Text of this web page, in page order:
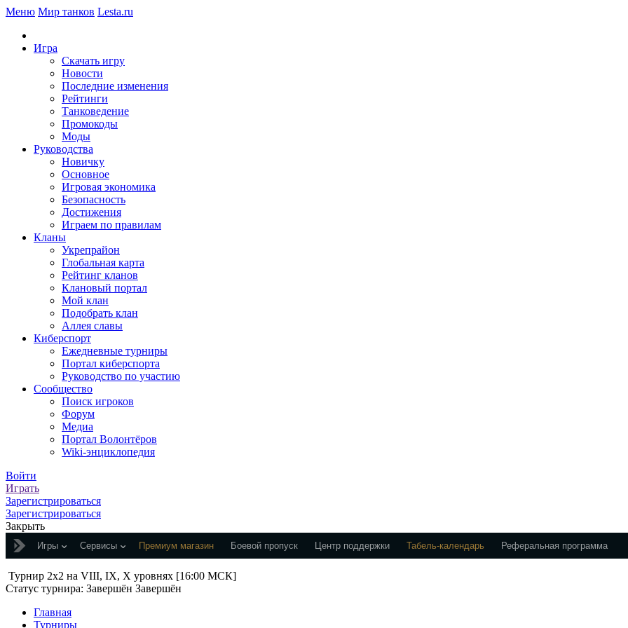
Меню Мир танков Lesta.ru
Игра
Скачать игру
Новости
Последние изменения
Рейтинги
Танковедение
Промокоды
Моды
Руководства
Новичку
Основное
Игровая экономика
Безопасность
Достижения
Играем по правилам
Кланы
Укрепрайон
Глобальная карта
Рейтинг кланов
Клановый портал
Мой клан
Подобрать клан
Аллея славы
Киберспорт
Ежедневные турниры
Портал киберспорта
Руководство по участию
Сообщество
Поиск игроков
Форум
Медиа
Портал Волонтёров
Wiki-энциклопедия
Войти
Играть
Зарегистрироваться
Зарегистрироваться
Закрыть
Игры Сервисы Премиум магазин Боевой пропуск Центр поддержки Табель-календарь Реферальная программа
Турнир 2x2 на VIII, IX, X уровнях [16:00 МСК]
Статус турнира: Завершён Завершён
Главная
Турниры